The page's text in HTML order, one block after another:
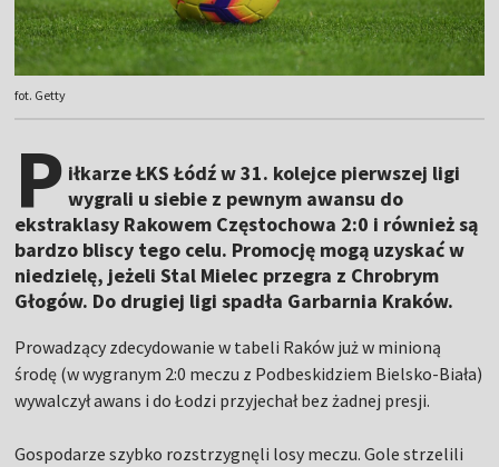
fot. Getty
P iłkarze ŁKS Łódź w 31. kolejce pierwszej ligi
wygrali u siebie z pewnym awansu do
ekstraklasy Rakowem Częstochowa 2:0 i również są
bardzo bliscy tego celu. Promocję mogą uzyskać w
niedzielę, jeżeli Stal Mielec przegra z Chrobrym
Głogów. Do drugiej ligi spadła Garbarnia Kraków.
Prowadzący zdecydowanie w tabeli Raków już w minioną
środę (w wygranym 2:0 meczu z Podbeskidziem Bielsko-Biała)
wywalczył awans i do Łodzi przyjechał bez żadnej presji.
Gospodarze szybko rozstrzygnęli losy meczu. Gole strzelili